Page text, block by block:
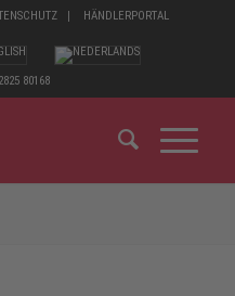
HÄNDLERPORTAL
80168